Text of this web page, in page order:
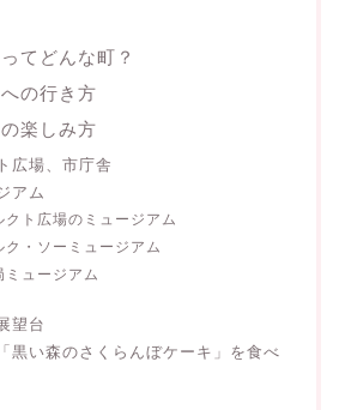
てどんな町？
の行き方
楽しみ方
広場、市庁舎
アム
クト広場のミュージアム
ク・ソーミュージアム
ミュージアム
望台
黒い森のさくらんぼケーキ」を食べ